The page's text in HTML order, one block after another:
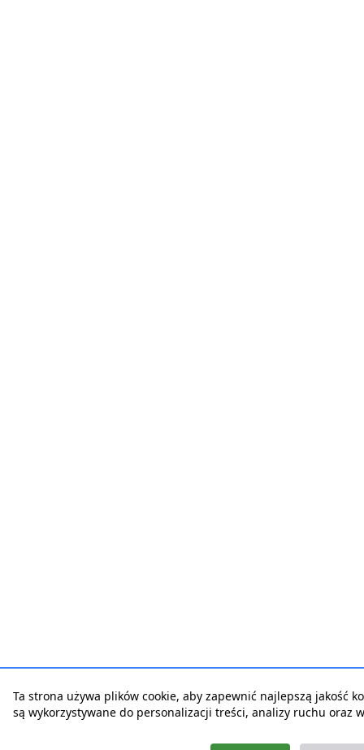
Ta strona używa plików cookie, aby zapewnić najlepszą jakość
są wykorzystywane do personalizacji treści, analizy ruchu oraz